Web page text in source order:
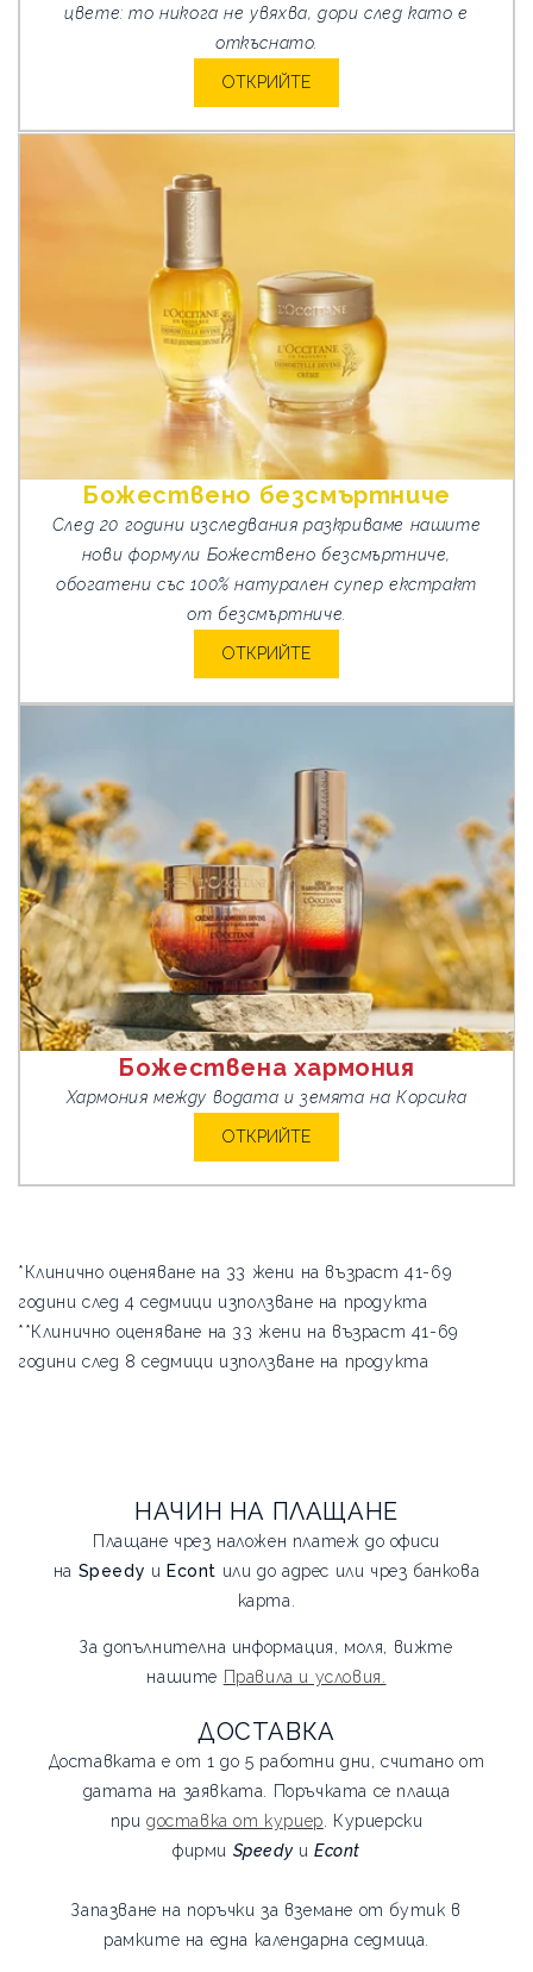
цвете: то никога не увяхва, дори след като е
откъснато.
ОТКРИЙТЕ
Божествено безсмъртниче
След 20 години изследвания разкриваме нашите
нови формули Божествено безсмъртниче,
обогатени със 100% натурален супер екстракт
от безсмъртниче.
ОТКРИЙТЕ
Божествена хармония
Хармония между водата и земята на Корсика
ОТКРИЙТЕ
*Клинично оценяване на 33 жени на възраст 41-69
години след 4 седмици използване на продукта
**Клинично оценяване на 33 жени на възраст 41-69
години след 8 седмици използване на продукта
НАЧИН НА ПЛАЩАНЕ
Плащане чрез наложен платеж до офиси
на Speedy и Econt или до адрес или чрез банкова
карта.
За допълнителна информация, моля, вижте
нашите Правила и условия.
ДОСТАВКА
Доставката е от 1 до 5 работни дни, считано от
датата на заявката. Поръчката се плаща
при доставка от куриер. Куриерски
фирми Speedy иEcont
Запазване на поръчки за вземане от бутик в
рамките на една календарна седмица.